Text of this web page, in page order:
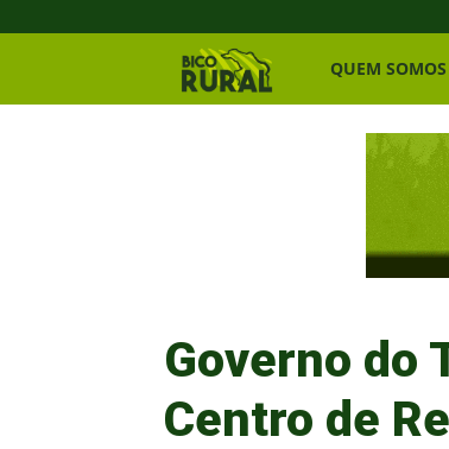
Bico
QUEM SOMOS
Governo do
Centro de